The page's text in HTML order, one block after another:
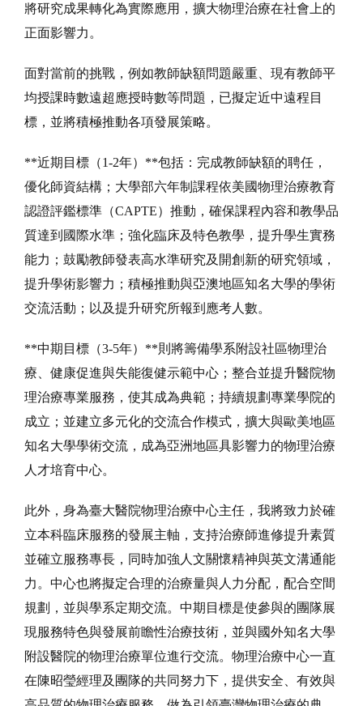
將研究成果轉化為實際應用，擴大物理治療在社會上的
正面影響力。
面對當前的挑戰，例如教師缺額問題嚴重、現有教師平
均授課時數遠超應授時數等問題，已擬定近中遠程目
標，並將積極推動各項發展策略。
**近期目標（1-2年）**包括：完成教師缺額的聘任，
優化師資結構；大學部六年制課程依美國物理治療教育
認證評鑑標準（CAPTE）推動，確保課程內容和教學品
質達到國際水準；強化臨床及特色教學，提升學生實務
能力；鼓勵教師發表高水準研究及開創新的研究領域，
提升學術影響力；積極推動與亞澳地區知名大學的學術
交流活動；以及提升研究所報到應考人數。
**中期目標（3-5年）**則將籌備學系附設社區物理治
療、健康促進與失能復健示範中心；整合並提升醫院物
理治療專業服務，使其成為典範；持續規劃專業學院的
成立；並建立多元化的交流合作模式，擴大與歐美地區
知名大學學術交流，成為亞洲地區具影響力的物理治療
人才培育中心。
此外，身為臺大醫院物理治療中心主任，我將致力於確
立本科臨床服務的發展主軸，支持治療師進修提升素質
並確立服務專長，同時加強人文關懷精神與英文溝通能
力。中心也將擬定合理的治療量與人力分配，配合空間
規劃，並與學系定期交流。中期目標是使參與的團隊展
現服務特色與發展前瞻性治療技術，並與國外知名大學
附設醫院的物理治療單位進行交流。物理治療中心一直
在陳昭瑩經理及團隊的共同努力下，提供安全、有效與